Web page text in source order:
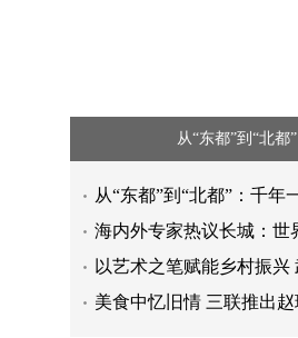
从“东都”到“北都”
从“东都”到“北都”：千年
海内外专家热议长城：世
以艺术之笔赋能乡村振兴
美食中忆旧情 三联推出
再登民族卫浴荣光榜，华
咖啡机行业单笔最大融资
聚势河北，共赢增长|碧
意式高定新地标落成！百